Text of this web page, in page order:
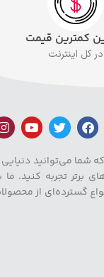
کمترین قیمت
در کل اینترنت
می‌توانید دنیایی
برتر تجربه کنید. ما
گسترده‌ای از